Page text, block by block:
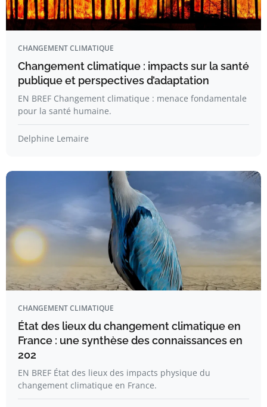
CHANGEMENT CLIMATIQUE
Changement climatique : impacts sur la santé
publique et perspectives d’adaptation
EN BREF Changement climatique : menace fondamentale
pour la santé humaine.
Delphine Lemaire
CHANGEMENT CLIMATIQUE
État des lieux du changement climatique en
France : une synthèse des connaissances en
202
EN BREF État des lieux des impacts physique du
changement climatique en France.